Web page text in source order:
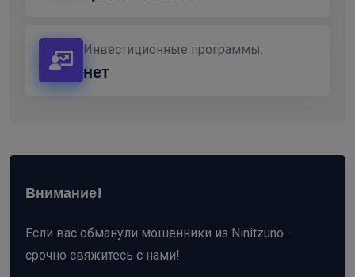
Инвестиционные программы:
нет
Внимание!
Если вас обманули мошенники из Ninitzuno -
срочно свяжитесь с нами!